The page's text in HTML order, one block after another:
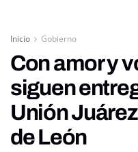
Inicio Gobierno
Con amor y
siguen
Unión
de León